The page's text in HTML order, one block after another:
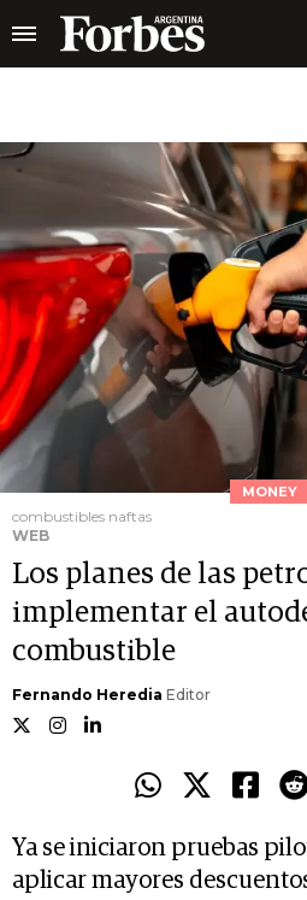
MONEY
combustibles naftas
WEB
Los planes de las
implementar el
combustible
Fernando Heredia Editor
Ya se iniciaron pruebas
aplicar mayores